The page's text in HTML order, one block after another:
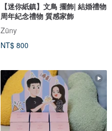
【迷你紙鎮】文鳥 擺飾| 結婚禮物
周年紀念禮物 質感家飾
Züny
NT$ 800